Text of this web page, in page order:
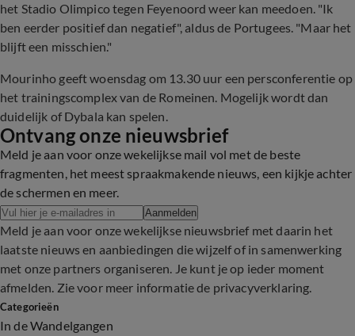
het Stadio Olimpico tegen Feyenoord weer kan meedoen. "Ik
ben eerder positief dan negatief", aldus de Portugees. "Maar het
blijft een misschien."
Mourinho geeft woensdag om 13.30 uur een persconferentie op
het trainingscomplex van de Romeinen. Mogelijk wordt dan
duidelijk of Dybala kan spelen.
Ontvang onze nieuwsbrief
Meld je aan voor onze wekelijkse mail vol met de beste
fragmenten, het meest spraakmakende nieuws, een kijkje achter
de schermen en meer.
Aanmelden
Meld je aan voor onze wekelijkse nieuwsbrief met daarin het
laatste nieuws en aanbiedingen die wijzelf of in samenwerking
met onze partners organiseren. Je kunt je op ieder moment
afmelden. Zie voor meer informatie de privacyverklaring.
Categorieën
In de Wandelgangen